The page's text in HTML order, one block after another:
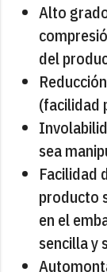
Alto
del
(facilidad
sea
Facilidad
producto
en el
sencilla y